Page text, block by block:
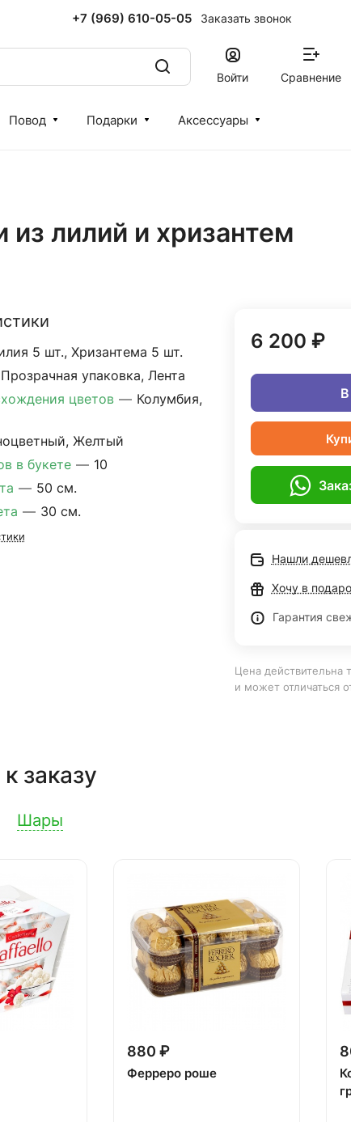
+7 (969) 610-05-05 Заказать звонок
Войти Сравнение
Повод Подарки Аксессуары
из лилий и хризантем
5 шт., Хризантема 5 шт.
Прозрачная упаковка, Лента
цветов — Колумбия,
Желтый
в букете — 10
— 50 см.
— 30 см.
6 200 ₽
Нашли
Хочу в
Гарантия
Цена действительна
и может отличаться
заказу
Шары
880 ₽
Ферреро роше